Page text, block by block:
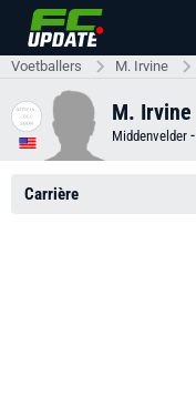
Voetballers M. Irvine
M. Irvine
Middenvelder -
Carrière